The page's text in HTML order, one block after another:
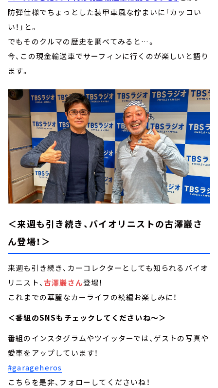
防弾仕様でちょっとした装甲車風な佇まいに「カッコい
い！」と。
でもそのクルマの歴史を調べてみると…。
今、この現金輸送車でサーフィンに行くのが楽しいと語り
ます。
＜来週も引き続き、バイオリニストの古澤巖さ
ん登場！＞
来週も引き続き、カーコレクターとしても知られるバイオ
リニスト、古澤巖さん登場！
これまでの華麗なカーライフの続編お楽しみに！
＜番組のSNSもチェックしてくださいね～＞
番組のインスタグラムやツイッターでは、ゲストの写真や
愛車をアップしています！
#garageheros
こちらを是非、フォローしてくださいね！